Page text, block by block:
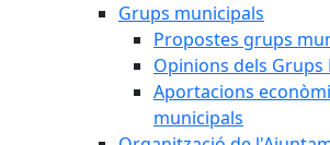
Grups municipals
Propostes grups
Opinions dels Grups
Aportacions
municipals